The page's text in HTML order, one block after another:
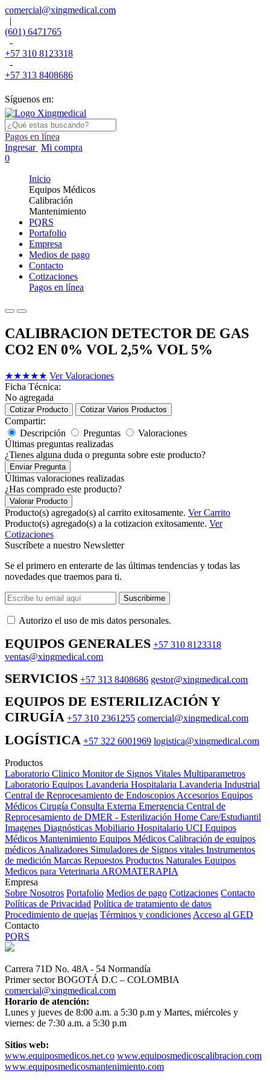
comercial@xingmedical.com
|
(601) 6471765
-
+57 310 8123318
-
+57 313 8408686
Síguenos en:
Pagos en línea
Ingresar Mi compra
0
Inicio
Equipos Médicos
Calibración
Mantenimiento
PQRS
Portafolio
Empresa
Medios de pago
Contacto
Cotizaciones
Pagos en línea
CALIBRACION DETECTOR DE GAS
CO2 EN 0% VOL 2,5% VOL 5%
★★★★★ Ver Valoraciones
Ficha Técnica:
No agregada
Cotizar Producto Cotizar Varios Productos
Compartir:
Descripción
Preguntas
Valoraciones
Últimas preguntas realizadas
¿Tienes alguna duda o pregunta sobre este producto?
Enviar Pregunta
Últimas valoraciones realizadas
¿Has comprado este producto?
Valorar Producto
Producto(s) agregado(s) al carrito exitosamente. Ver Carrito
Producto(s) agregado(s) a la cotizacion exitosamente. Ver
Cotizaciones
Suscríbete a nuestro Newsletter
Se el primero en enterarte de las últimas tendencias y todas las
novedades que traemos para ti.
Suscribirme
Autorizo ​​el uso de mis datos personales.
EQUIPOS GENERALES +57 310 8123318
ventas@xingmedical.com
SERVICIOS +57 313 8408686 gestor@xingmedical.com
EQUIPOS DE ESTERILIZACIÓN Y
CIRUGÍA +57 310 2361255 comercial@xingmedical.com
LOGÍSTICA +57 322 6001969 logistica@xingmedical.com
Productos
Laboratorio Clinico Monitor de Signos Vitales Multiparametros
Laboratorio Equipos Lavanderia Hospitalaria Lavanderia Industrial
Central de Reprocesamiento de Endoscopios Accesorios Equipos
Médicos Cirugía Consulta Externa Emergencia Central de
Reprocesamiento de DMER - Esterilización Home Care/Estudiantil
Imagenes Diagnósticas Mobiliario Hospitalario UCI Equipos
Médicos Mantenimiento Equipos Médicos Calibración de equipos
médicos Analizadores Simuladores de Signos vitales Instrumentos
de medición Marcas Repuestos Productos Naturales Equipos
Medicos para Veterinaria AROMATERAPIA
Empresa
Sobre Nosotros Portafolio Medios de pago Cotizaciones Contacto
Políticas de Privacidad Política de tratamiento de datos
Procedimiento de quejas Términos y condiciones Acceso al GED
Contacto
PQRS
Carrera 71D No. 48A - 54 Normandía
Primer sector BOGOTÁ D.C – COLOMBIA
comercial@xingmedical.com
Horario de atención:
Lunes y jueves de 8:00 a.m. a 5:30 p.m y Martes, miércoles y
viernes: de 7:30 a.m. a 5:30 p.m
Sitios web:
www.equiposmedicos.net.co www.equiposmedicoscalibracion.com
www.equiposmedicosmantenimiento.com